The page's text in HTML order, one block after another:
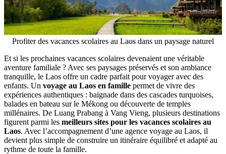
Profiter des vacances scolaires au Laos dans un paysage naturel
Et si les prochaines vacances scolaires devenaient une véritable
aventure familiale ? Avec ses paysages préservés et son ambiance
tranquille, le Laos offre un cadre parfait pour voyager avec des
enfants. Un voyage au Laos en famille permet de vivre des
expériences authentiques : baignade dans des cascades turquoises,
balades en bateau sur le Mékong ou découverte de temples
millénaires. De Luang Prabang à Vang Vieng, plusieurs destinations
figurent parmi les meilleurs sites pour les vacances scolaires au
Laos. Avec l’accompagnement d’une agence voyage au Laos, il
devient plus simple de construire un itinéraire équilibré et adapté au
rythme de toute la famille.